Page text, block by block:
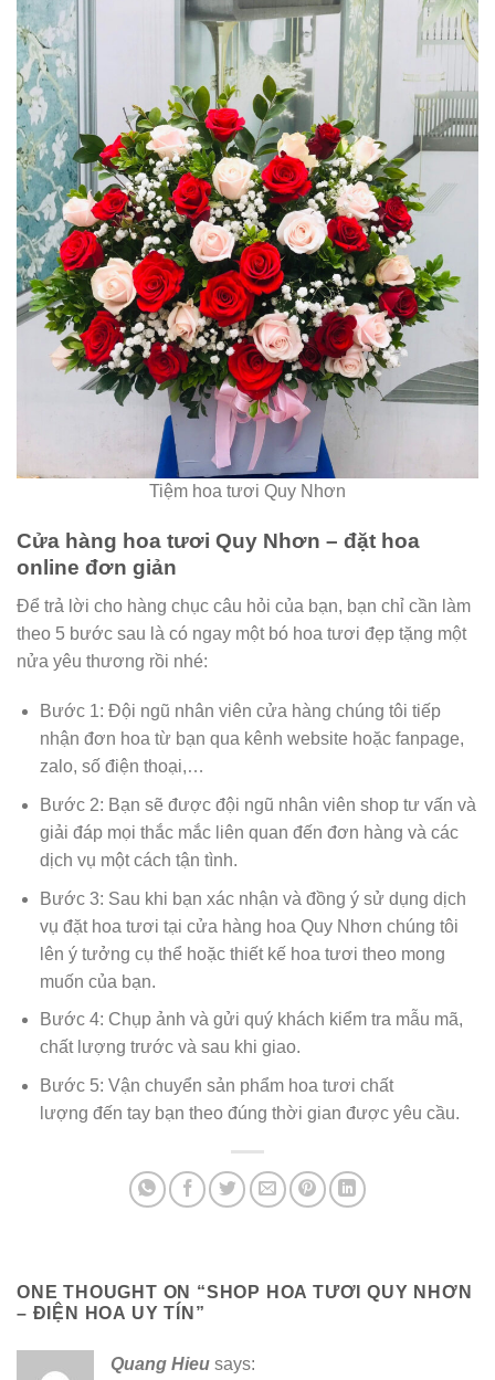
Tiệm hoa tươi Quy Nhơn
Cửa hàng hoa tươi Quy Nhơn – đặt hoa
online đơn giản
Để trả lời cho hàng chục câu hỏi của bạn, bạn chỉ cần làm
theo 5 bước sau là có ngay một bó hoa tươi đẹp tặng một
nửa yêu thương rồi nhé:
Bước 1: Đội ngũ nhân viên cửa hàng chúng tôi tiếp
nhận đơn hoa từ bạn qua kênh website hoặc fanpage,
zalo, số điện thoại,…
Bước 2: Bạn sẽ được đội ngũ nhân viên shop tư vấn và
giải đáp mọi thắc mắc liên quan đến đơn hàng và các
dịch vụ một cách tận tình.
Bước 3: Sau khi bạn xác nhận và đồng ý sử dụng dịch
vụ đặt hoa tươi tại cửa hàng hoa Quy Nhơn chúng tôi
lên ý tưởng cụ thể hoặc thiết kế hoa tươi theo mong
muốn của bạn.
Bước 4: Chụp ảnh và gửi quý khách kiểm tra mẫu mã,
chất lượng trước và sau khi giao.
Bước 5: Vận chuyển sản phẩm hoa tươi chất
lượng đến tay bạn theo đúng thời gian được yêu cầu.
ONE THOUGHT ON “SHOP HOA TƯƠI QUY NHƠN
– ĐIỆN HOA UY TÍN ”
Quang Hieu says: